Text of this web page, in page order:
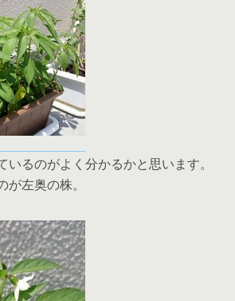
いるのがよく分かるかと思います。
が左奥の株。